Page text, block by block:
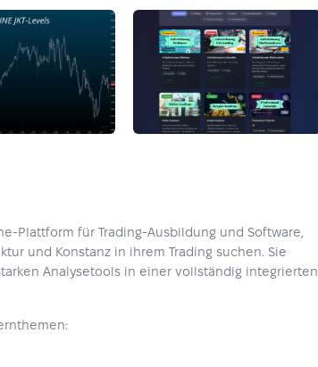
Plattform für Trading-Ausbildung und Software,
und Konstanz in ihrem Trading suchen. Sie
Analysetools in einer vollständig integrierten